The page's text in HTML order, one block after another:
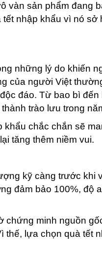
vàn sản phẩm đang
nhập khẩu vì nó
những lý do khiến
của người Việt
đáo. Từ bao bì
trào lưu trong
chắc chắn sẽ
tăng thêm niềm vui.
kỹ càng trước khi
đảm bảo 100%, độ
chứng minh nguồn
lựa chọn quà tết